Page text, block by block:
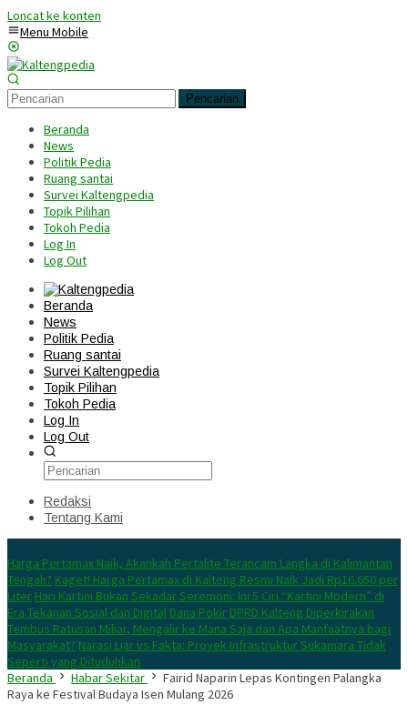
Loncat ke konten
Menu Mobile
Pencarian
Beranda
News
Politik Pedia
Ruang santai
Survei Kaltengpedia
Topik Pilihan
Tokoh Pedia
Log In
Log Out
Beranda
News
Politik Pedia
Ruang santai
Survei Kaltengpedia
Topik Pilihan
Tokoh Pedia
Log In
Log Out
Redaksi
Tentang Kami
Harga Pertamax Naik, Akankah Pertalite Terancam Langka di Kalimantan
Tengah? Kaget! Harga Pertamax di Kalteng Resmi Naik Jadi Rp16.650 per
Liter Hari Kartini Bukan Sekadar Seremoni: Ini 5 Ciri “Kartini Modern” di
Era Tekanan Sosial dan Digital Dana Pokir DPRD Kalteng Diperkirakan
Tembus Ratusan Miliar, Mengalir ke Mana Saja dan Apa Manfaatnya bagi
Masyarakat? Narasi Liar vs Fakta: Proyek Infrastruktur Sukamara Tidak
Seperti yang Dituduhkan
Beranda
Habar Sekitar
Fairid Naparin Lepas Kontingen Palangka
Raya ke Festival Budaya Isen Mulang 2026